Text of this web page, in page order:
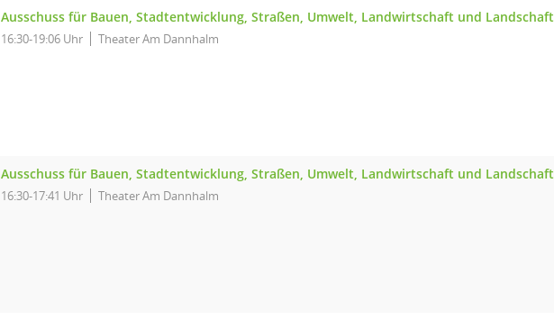
Ausschuss für Bauen, Stadtentwicklung, Straßen, Umwelt, Landwirtschaft und Landschaft
16:30-19:06 Uhr Theater Am Dannhalm
Ausschuss für Bauen, Stadtentwicklung, Straßen, Umwelt, Landwirtschaft und Landschaft
16:30-17:41 Uhr Theater Am Dannhalm